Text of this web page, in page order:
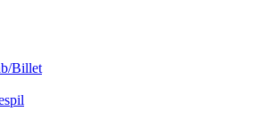
Billet